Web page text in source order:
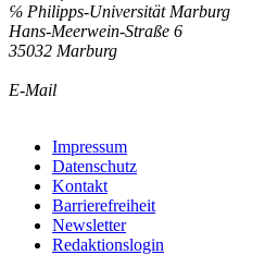
℅ Philipps-Universität Marburg
Hans-Meerwein-Straße 6
35032 Marburg
E-Mail
Impressum
Datenschutz
Kontakt
Barrierefreiheit
Newsletter
Redaktionslogin